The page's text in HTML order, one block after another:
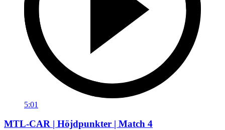
5:01
MTL-CAR | Höjdpunkter | Match 4